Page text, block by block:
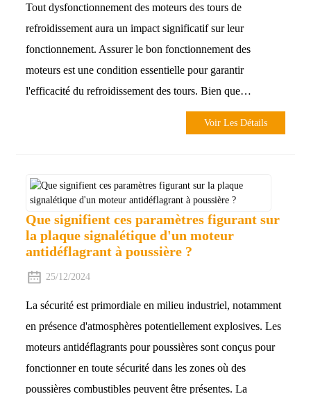
Tout dysfonctionnement des moteurs des tours de
refroidissement aura un impact significatif sur leur
fonctionnement. Assurer le bon fonctionnement des
moteurs est une condition essentielle pour garantir
l'efficacité du refroidissement des tours. Bien que…
Voir Les Détails
Que signifient ces paramètres figurant sur
la plaque signalétique d'un moteur
antidéflagrant à poussière ?
25/12/2024
La sécurité est primordiale en milieu industriel, notamment
en présence d'atmosphères potentiellement explosives. Les
moteurs antidéflagrants pour poussières sont conçus pour
fonctionner en toute sécurité dans les zones où des
poussières combustibles peuvent être présentes. La